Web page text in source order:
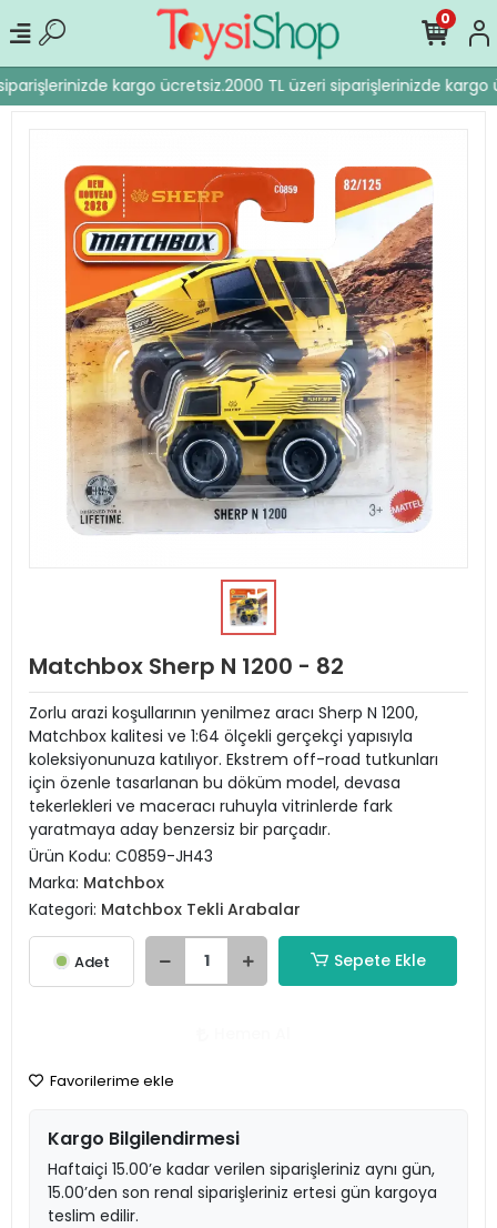
kargo ücretsiz.2000 TL üzeri siparişlerinizde kargo
0
Matchbox Sherp N 1200 - 82
Zorlu arazi koşullarının yenilmez aracı Sherp N 1200,
Matchbox kalitesi ve 1:64 ölçekli gerçekçi yapısıyla
koleksiyonunuza katılıyor. Ekstrem off-road tutkunları
için özenle tasarlanan bu döküm model, devasa
tekerlekleri ve maceracı ruhuyla vitrinlerde fark
yaratmaya aday benzersiz bir parçadır.
Ürün Kodu: C0859-JH43
Marka: Matchbox
Kategori: Matchbox Tekli Arabalar
Adet Sepete Ekle
Favorilerime ekle
Kargo Bilgilendirmesi
Haftaiçi 15.00’e kadar verilen siparişleriniz aynı gün,
15.00’den son renal siparişleriniz ertesi gün kargoya
teslim edilir.